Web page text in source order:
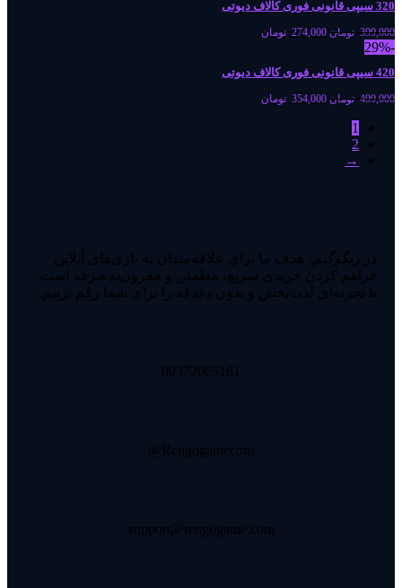
320 سیپی قانونی فوری کالاف دیوتی
399,000 تومان 274,000 تومان
-29%
420 سیپی قانونی فوری کالاف دیوتی
499,000 تومان 354,000 تومان
1
2
→
در رنگوگیم ، هدف ما برای علاقه‌مندان به بازی‌های آنلاین
فراهم کردن خریدی سریع، مطمئن و مقرون‌به‌صرفه است.
تا تجربه‌ای لذت‌بخش و بدون دغدغه را برای شما رقم بزنیم.
09372065161
Rengogamecom@
support@rengogame.com